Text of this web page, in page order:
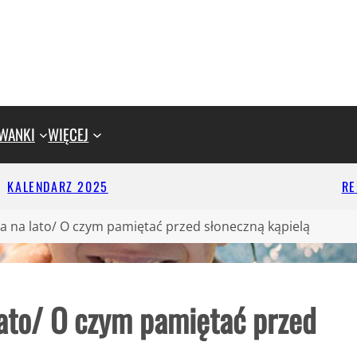
WIĘCEJ
KALENDARZ 2025
na lato/ O czym pamiętać przed słoneczną kąpielą
O czym pamiętać przed